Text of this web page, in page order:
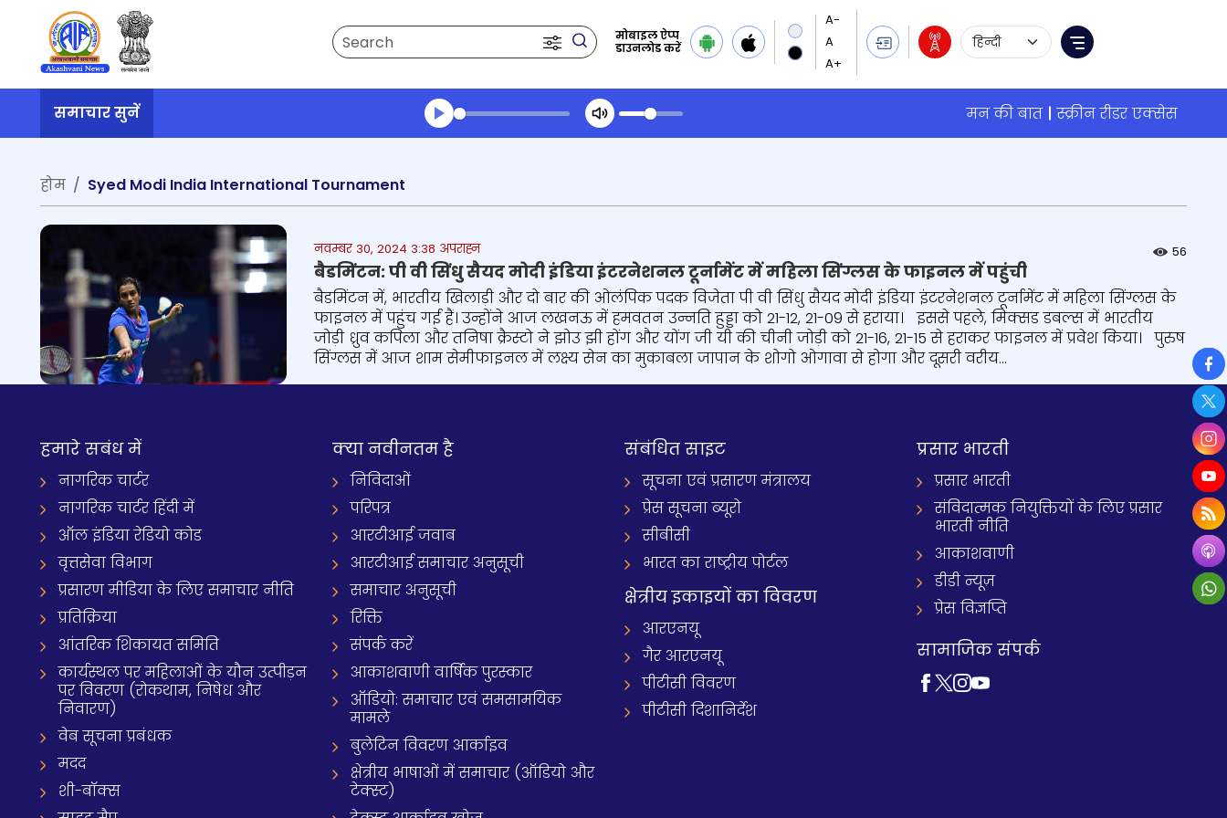
Search
मोबाइल ऐप्प
डाउनलोड करें
Language Selection
Menu
समाचार सुनें मन की बात
स्क्रीन रीडर एक्सेस
Transcript summary
होम
Syed Modi India International Tournament
नवम्बर 30, 2024 3:38 अपराह्न 56
बैडमिंटन: पी वी सिंधु सैयद मोदी इंडिया इंटरनेशनल टूर्नामेंट में महिला सिंग्लस के फाइनल में पहुंची
बैडमिंटन में, भारतीय खिलाड़ी और दो बार की ओलंपिक पदक विजेता पी वी सिंधु सैयद मोदी इंडिया इंटरनेशनल टूर्नामेंट में महिला सिंग्लस के
फाइनल में पहुंच गई हैं। उन्होंने आज लखनऊ में हमवतन उन्नति हुड्डा को 21-12, 21-09 से हराया। इससे पहले, मिक्सड डबल्स में भारतीय
जोड़ी ध्रुव कपिला और तनिषा क्रैस्टो ने झोउ झी होंग और योंग जी यी की चीनी जोड़ी को 21-16, 21-15 से हराकर फाइनल में प्रवेश किया। पुरुष
सिंग्लस में आज शाम सेमीफाइनल में लक्ष्य सेन का मुकाबला जापान के शोगो ओगावा से होगा और दूसरी वरीय...
हमारे सबंध में
नागरिक चार्टर
नागरिक चार्टर हिंदी में
ऑल इंडिया रेडियो कोड
वृत्तसेवा विभाग
प्रसारण मीडिया के लिए समाचार नीति
प्रतिक्रिया
आंतरिक शिकायत समिति
कार्यस्थल पर महिलाओं के यौन उत्पीड़न
पर विवरण (रोकथाम, निषेध और
निवारण)
वेब सूचना प्रबंधक
मदद
शी-बॉक्स
क्‍या नवीनतम है
निविदाओं
परिपत्र
आरटीआई जवाब
आरटीआई समाचार अनुसूची
समाचार अनुसूची
रिक्ति
संपर्क करें
आकाशवाणी वार्षिक पुरस्कार
ऑडियो: समाचार एवं समसामयिक
मामले
बुलेटिन विवरण आर्काइव
क्षेत्रीय भाषाओं में समाचार (ऑडियो और
टेक्स्ट)
संबंधित साइट
सूचना एवं प्रसारण मंत्रालय
प्रेस सूचना ब्यूरो
सीबीसी
भारत का राष्ट्रीय पोर्टल
क्षेत्रीय इकाइयों का विवरण
आरएनयू
गैर आरएनयू
पीटीसी विवरण
पीटीसी दिशानिर्देश
प्रसार भारती
प्रसार भारती
संविदात्मक नियुक्तियों के लिए प्रसार
भारती नीति
आकाशवाणी
डीडी न्यूज़
प्रेस विज्ञप्ति
सामाजिक संपर्क